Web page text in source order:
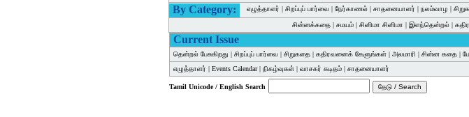
By Category: எழுத்தாளர் | சிறப்புப் பார்வை | நேர்காணல் | சாதனையாளர் | நலம்வாழ |
சின்னக்கதை | சமயம் | சினிமா சினிமா | இளந்தென்றல் |
Current Issue
தென்றல் பேசுகிறது | சிறப்புப் பார்வை | சிறுகதை | கதிரவனைக் கேளுங்கள் | அலமாரி | சின்ன கதை |
எழுத்தாளர் | Events Calendar| நிகழ்வுகள் | வாசகர் கடிதம் | சாதனையாளர்
Tamil Unicode / English Search